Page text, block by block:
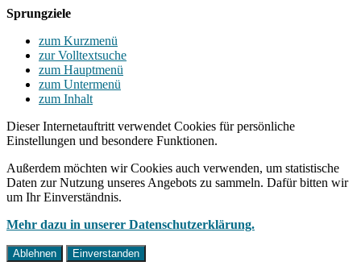
Sprungziele
zum Kurzmenü
zur Volltextsuche
zum Hauptmenü
zum Untermenü
zum Inhalt
Dieser Internetauftritt verwendet Cookies für persönliche
Einstellungen und besondere Funktionen.
Außerdem möchten wir Cookies auch verwenden, um statistische
Daten zur Nutzung unseres Angebots zu sammeln. Dafür bitten wir
um Ihr Einverständnis.
Mehr dazu in unserer Datenschutzerklärung.
Ablehnen Einverstanden